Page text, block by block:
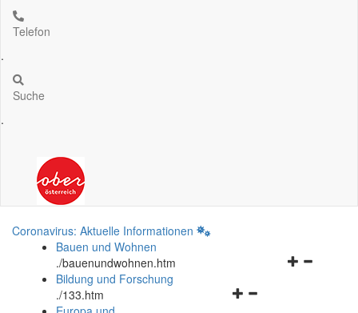
Telefon
.
Suche
.
Coronavirus: Aktuelle Informationen
Bauen und Wohnen
./bauenundwohnen.htm
Navigationsmenü
Bildung und Forschung
./133.htm